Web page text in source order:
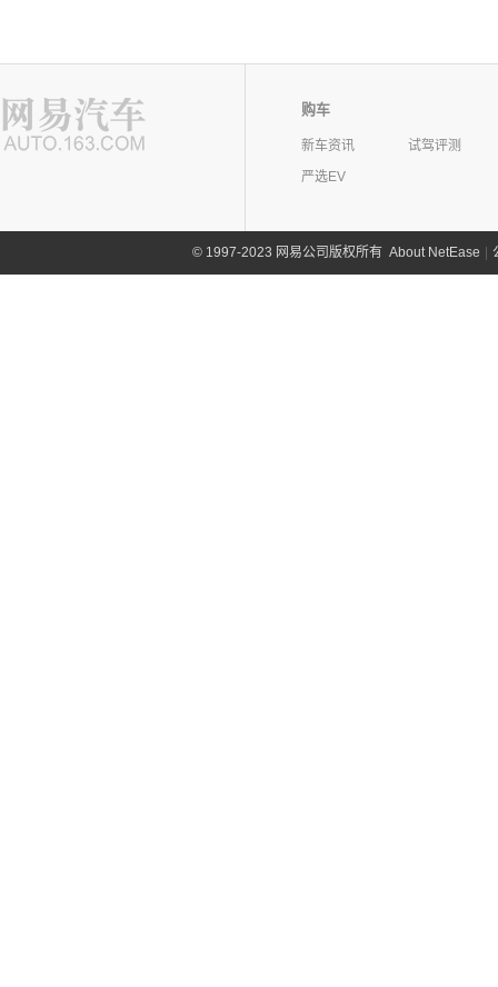
购车
新车资讯
试驾评测
严选EV
©1997-2023 网易公司版权所有 About NetEase